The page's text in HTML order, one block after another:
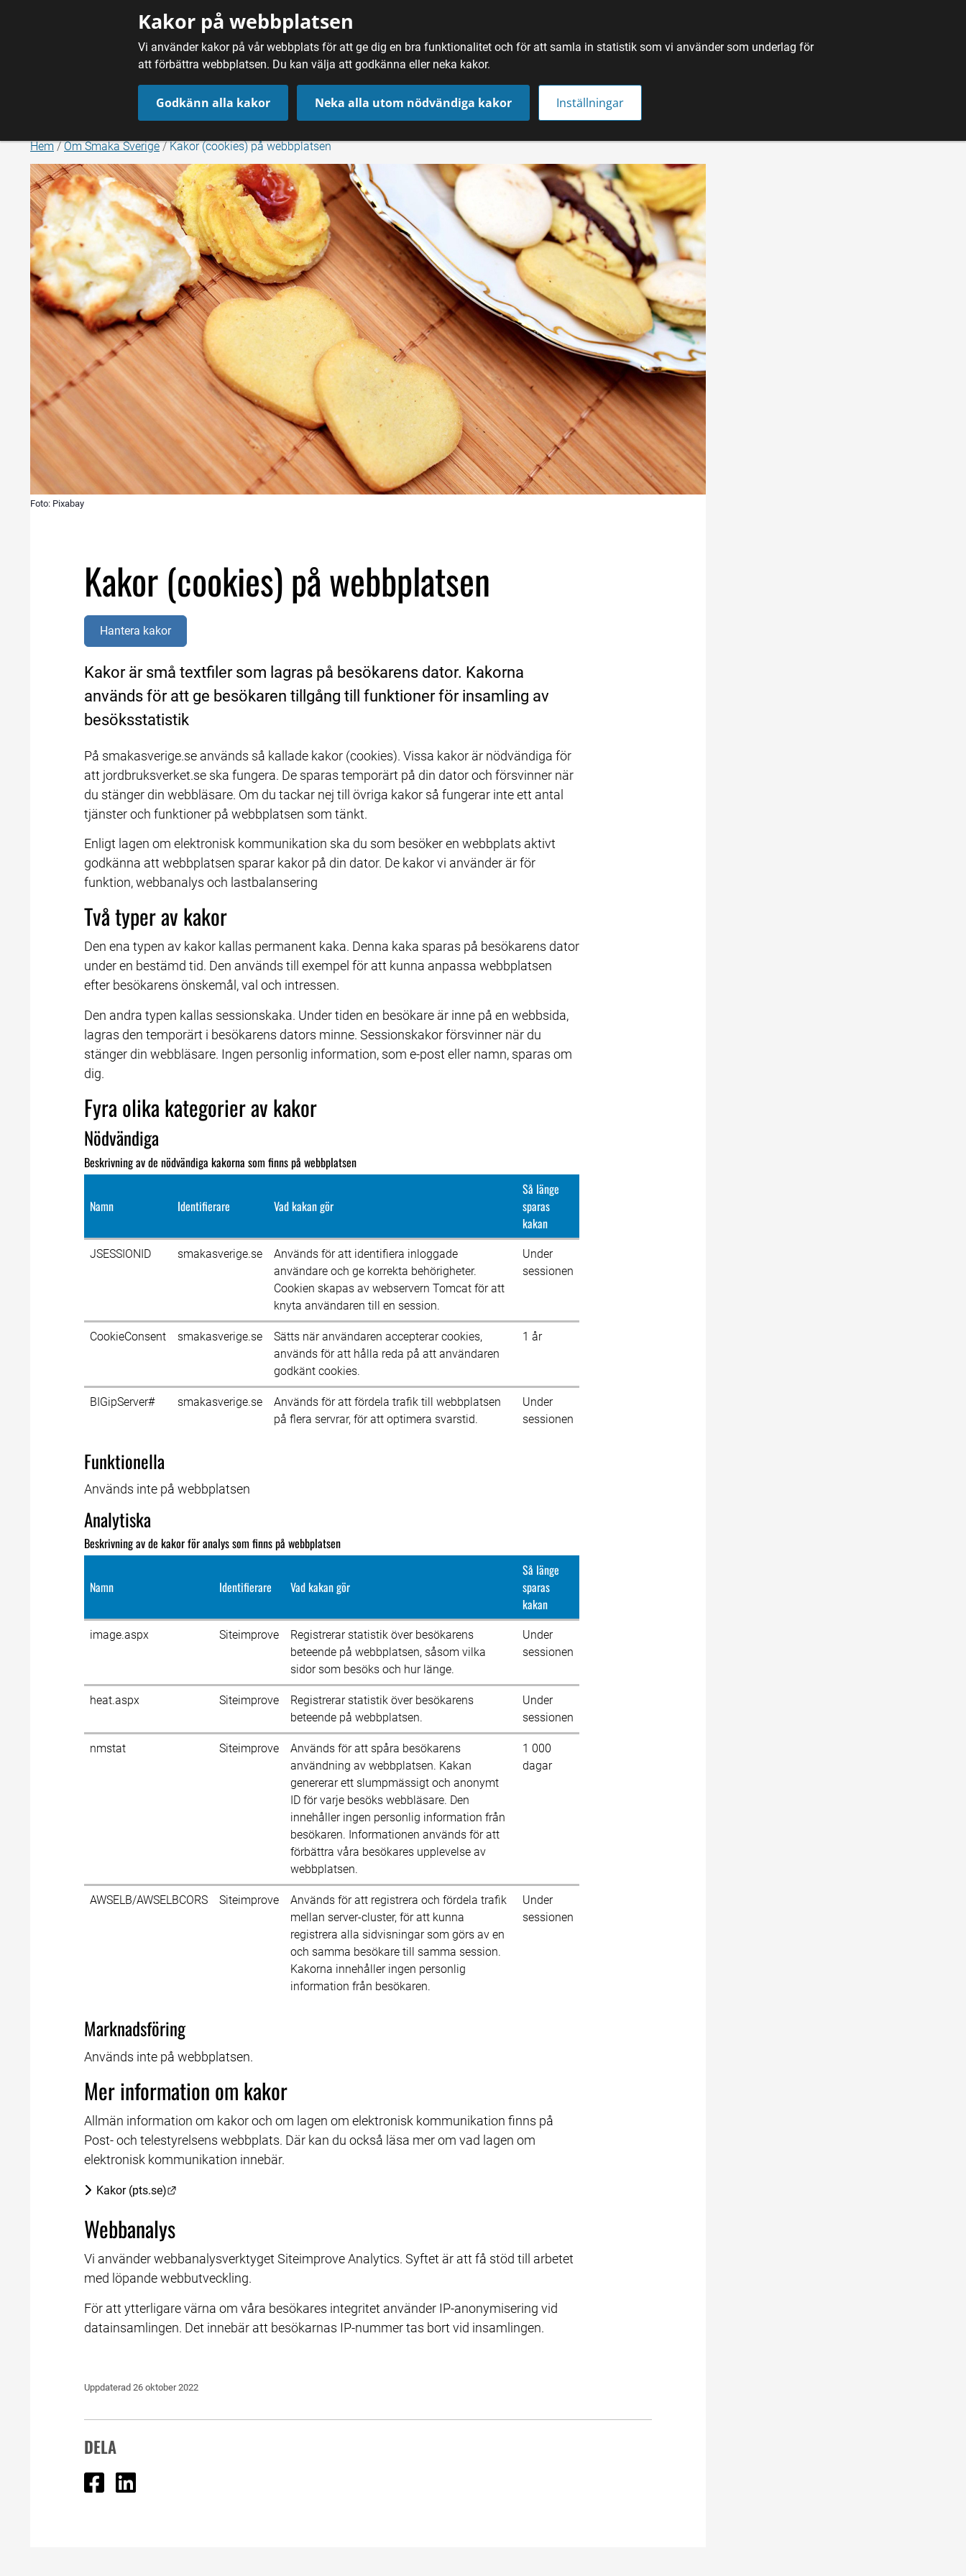
Kakor på webbplatsen
Vi använder kakor på vår webbplats för att ge dig en bra funktionalitet och för att samla in statistik som vi använder som underlag för
att förbättra webbplatsen. Du kan välja att godkänna eller neka kakor.
Godkänn alla kakor Neka alla utom nödvändiga kakor Inställningar
FÖRDJUPNING
Hem / Om Smaka Sverige / Kakor (cookies) på webbplatsen
Foto: Pixabay
Kakor (cookies) på webbplatsen
Hantera kakor
Kakor är små textfiler som lagras på besökarens dator. Kakorna
används för att ge besökaren tillgång till funktioner för insamling av
besöksstatistik
På smakasverige.se används så kallade kakor (cookies). Vissa kakor är nödvändiga för
att jordbruksverket.se ska fungera. De sparas temporärt på din dator och försvinner när
du stänger din webbläsare. Om du tackar nej till övriga kakor så fungerar inte ett antal
tjänster och funktioner på webbplatsen som tänkt.
Enligt lagen om elektronisk kommunikation ska du som besöker en webbplats aktivt
godkänna att webbplatsen sparar kakor på din dator. De kakor vi använder är för
funktion, webbanalys och lastbalansering
Två typer av kakor
Den ena typen av kakor kallas permanent kaka. Denna kaka sparas på besökarens dator
under en bestämd tid. Den används till exempel för att kunna anpassa webbplatsen
efter besökarens önskemål, val och intressen.
Den andra typen kallas sessionskaka. Under tiden en besökare är inne på en webbsida,
lagras den temporärt i besökarens dators minne. Sessionskakor försvinner när du
stänger din webbläsare. Ingen personlig information, som e-post eller namn, sparas om
dig.
Fyra olika kategorier av kakor
Nödvändiga
Beskrivning av de nödvändiga kakorna som finns på webbplatsen
Namn Identifierare Vad kakan gör
Så länge
sparas
kakan
JSESSIONID smakasverige.se
Används för att identifiera inloggade
användare och ge korrekta behörigheter.
Cookien skapas av webservern Tomcat för att
knyta användaren till en session.
Under
sessionen
CookieConsent smakasverige.se
Sätts när användaren accepterar cookies,
används för att hålla reda på att användaren
godkänt cookies.
1 år
BIGipServer# smakasverige.se
Används för att fördela trafik till webbplatsen
på flera servrar, för att optimera svarstid.
Under
sessionen
Funktionella
Används inte på webbplatsen
Analytiska
Beskrivning av de kakor för analys som finns på webbplatsen
Namn Identifierare Vad kakan gör
Så länge
sparas
kakan
image.aspx Siteimprove
Registrerar statistik över besökarens
beteende på webbplatsen, såsom vilka
sidor som besöks och hur länge.
Under
sessionen
heat.aspx Siteimprove
Registrerar statistik över besökarens
beteende på webbplatsen.
Under
sessionen
nmstat Siteimprove
Används för att spåra besökarens
användning av webbplatsen. Kakan
genererar ett slumpmässigt och anonymt
ID för varje besöks webbläsare. Den
innehåller ingen personlig information från
besökaren. Informationen används för att
förbättra våra besökares upplevelse av
webbplatsen.
1 000
dagar
AWSELB/AWSELBCORS Siteimprove
Används för att registrera och fördela trafik
mellan server-cluster, för att kunna
registrera alla sidvisningar som görs av en
och samma besökare till samma session.
Kakorna innehåller ingen personlig
information från besökaren.
Under
sessionen
Marknadsföring
Används inte på webbplatsen.
Mer information om kakor
Allmän information om kakor och om lagen om elektronisk kommunikation finns på
Post- och telestyrelsens webbplats. Där kan du också läsa mer om vad lagen om
elektronisk kommunikation innebär.
Kakor (pts.se) Länk till annan webbplats.
Webbanalys
Vi använder webbanalysverktyget Siteimprove Analytics. Syftet är att få stöd till arbetet
med löpande webbutveckling.
För att ytterligare värna om våra besökares integritet använder IP-anonymisering vid
datainsamlingen. Det innebär att besökarnas IP-nummer tas bort vid insamlingen.
Uppdaterad 26 oktober 2022
DELA
Dela på Facebook